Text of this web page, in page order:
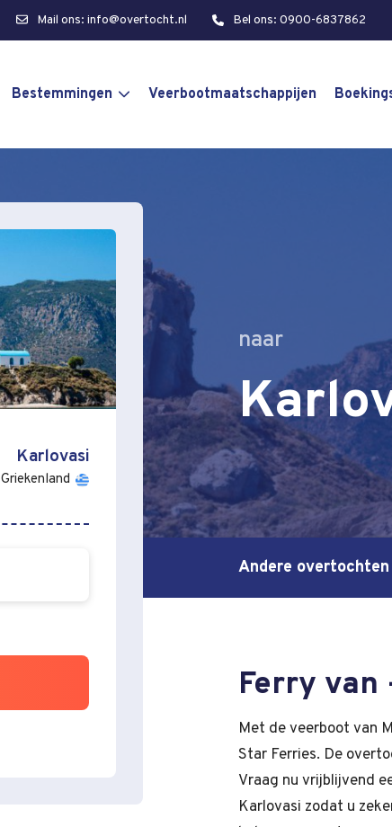
Mail ons: info@overtocht.nl Bel ons: 0900-6837862
Bestemmingen Veerbootmaatschappijen
Andere overtochten
Karlovasi
Griekenland
Ferry van
Met de veerboot van
Star Ferries. De
Vraag nu vrijblijvend
Karlovasi zodat u